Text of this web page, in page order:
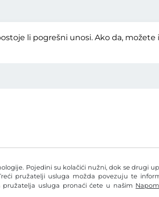
Pojedini su kolačići nužni, dok se drugi
pružatelji usluga možda povezuju te
usluga pronaći ćete u našim
li pogrešni unosi. Ako da,